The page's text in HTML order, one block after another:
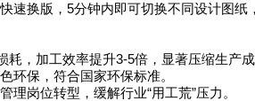
换版，5分钟内即可切换不同设计图纸
，加工效率提升3-5倍，显著压缩生产
保，符合国家环保标准。
岗位转型，缓解行业“用工荒”压力。